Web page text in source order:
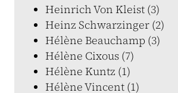
Heinrich Von Kleist (3)
Heinz Schwarzinger (2)
Hélène Beauchamp (3)
Hélène Cixous (7)
Hélène Kuntz (1)
Hélène Vincent (1)